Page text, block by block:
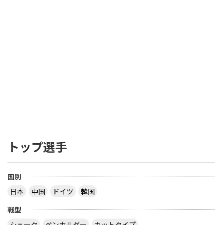
トップ選手
国別
日本
中国 ドイツ
韓国
戦型